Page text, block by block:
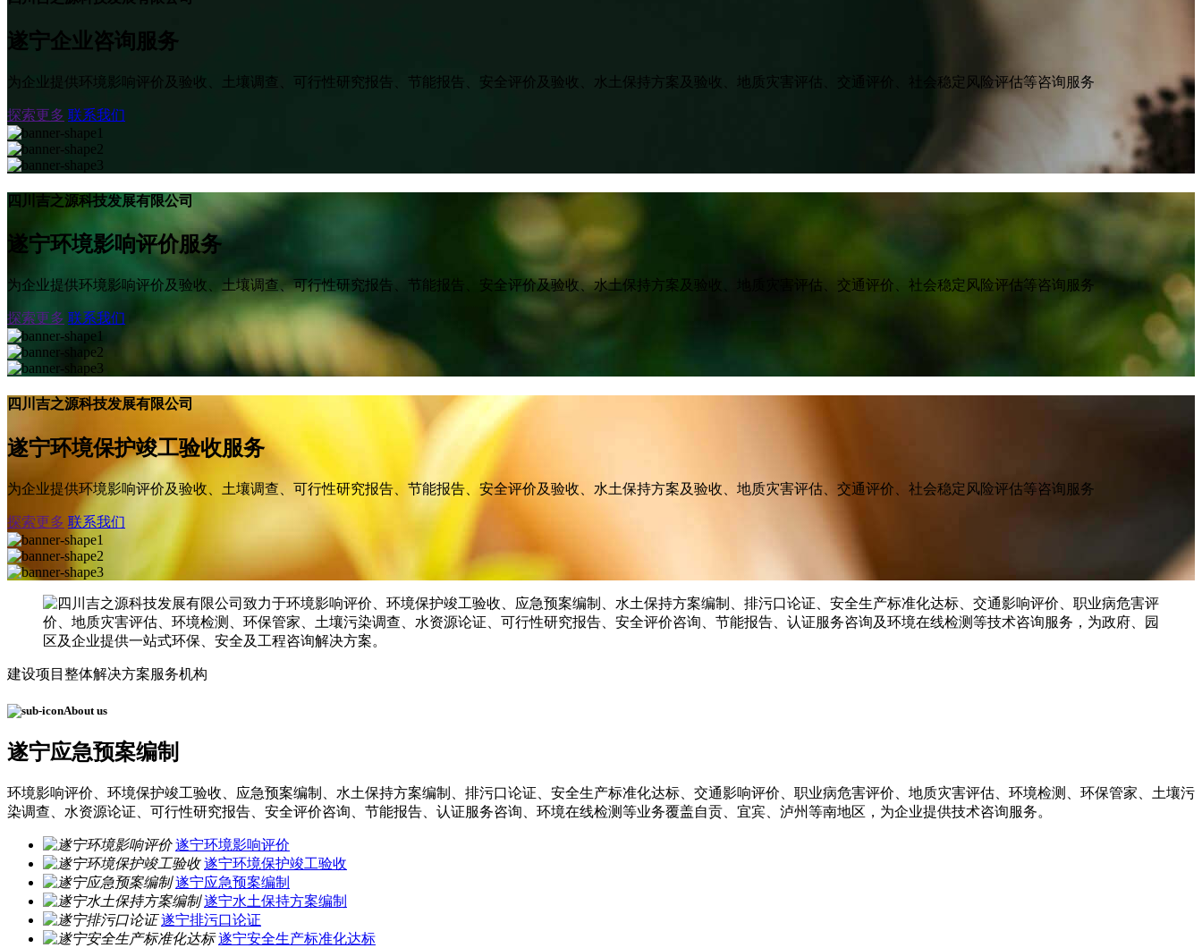
遂宁企业咨询服务
为企业提供环境影响评价及验收、土壤调查、可行性研究报告、节能报告、安全评价及验收、水土保持方案及验收、地质灾害评估、交通评价、社会稳定风险评估等咨询服务
探索更多 联系我们
四川吉之源科技发展有限公司
遂宁环境影响评价服务
为企业提供环境影响评价及验收、土壤调查、可行性研究报告、节能报告、安全评价及验收、水土保持方案及验收、地质灾害评估、交通评价、社会稳定风险评估等咨询服务
探索更多 联系我们
四川吉之源科技发展有限公司
遂宁环境保护竣工验收服务
为企业提供环境影响评价及验收、土壤调查、可行性研究报告、节能报告、安全评价及验收、水土保持方案及验收、地质灾害评估、交通评价、社会稳定风险评估等咨询服务
探索更多 联系我们
建设项目整体解决方案服务机构
About us
遂宁应急预案编制
环境影响评价、环境保护竣工验收、应急预案编制、水土保持方案编制、排污口论证、安全生产标准化达标、交通影响评价、职业病危害评价、地质灾害评估、环境检测、环保管家、土壤污
染调查、水资源论证、可行性研究报告、安全评价咨询、节能报告、认证服务咨询、环境在线检测等业务覆盖自贡、宜宾、泸州等南地区，为企业提供技术咨询服务。
遂宁环境影响评价
遂宁环境保护竣工验收
遂宁应急预案编制
遂宁水土保持方案编制
遂宁排污口论证
遂宁安全生产标准化达标